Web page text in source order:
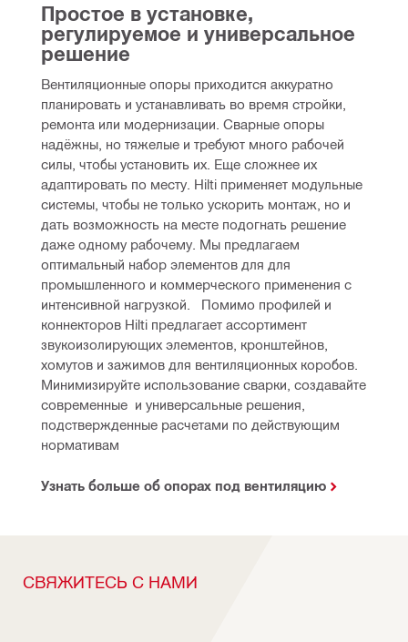
Простое в установке,
регулируемое и универсальное
решение
Вентиляционные опоры приходится аккуратно
планировать и устанавливать во время стройки,
ремонта или модернизации. Сварные опоры
надёжны, но тяжелые и требуют много рабочей
силы, чтобы установить их. Еще сложнее их
адаптировать по месту. Hilti применяет модульные
системы, чтобы не только ускорить монтаж, но и
дать возможность на месте подогнать решение
даже одному рабочему. Мы предлагаем
оптимальный набор элементов для для
промышленного и коммерческого применения с
интенсивной нагрузкой.   Помимо профилей и
коннекторов Hilti предлагает ассортимент
звукоизолирующих элементов, кронштейнов,
хомутов и зажимов для вентиляционных коробов.
Минимизируйте использование сварки, создавайте
современные  и универсальные решения,
подствержденные расчетами по действующим
нормативам
Узнать больше об опорах под вентиляцию
СВЯЖИТЕСЬ С НАМИ